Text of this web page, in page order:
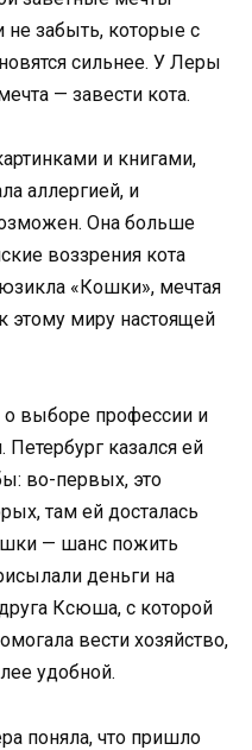
не забыть, которые с
сильнее. У Леры
— завести кота.
и книгами,
аллергией, и
Она больше
воззрения кота
«Кошки», мечтая
этому миру настоящей
выборе профессии и
Петербург казался ей
во-первых, это
там ей досталась
— шанс пожить
деньги на
Ксюша, с которой
вести хозяйство,
удобной.
поняла, что пришло